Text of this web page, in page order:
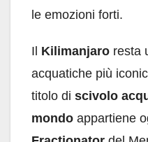
le emozioni forti.
Il Kilimanjaro resta
acquatiche più
titolo di scivolo
mondo appartiene